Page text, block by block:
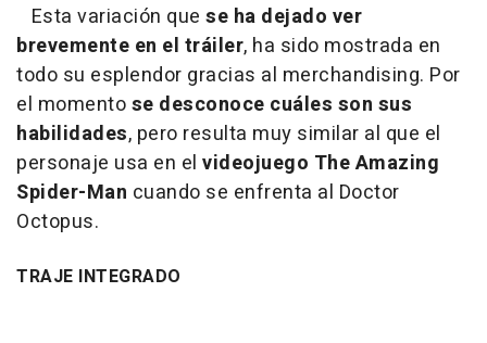
Esta variación que se ha dejado ver
brevemente en el tráiler, ha sido mostrada en
todo su esplendor gracias al merchandising. Por
el momentose desconoce cuáles son sus
habilidades, pero resulta muy similar al que el
personaje usa en el videojuego The Amazing
Spider-Man cuando se enfrenta al Doctor
Octopus.
TRAJE INTEGRADO